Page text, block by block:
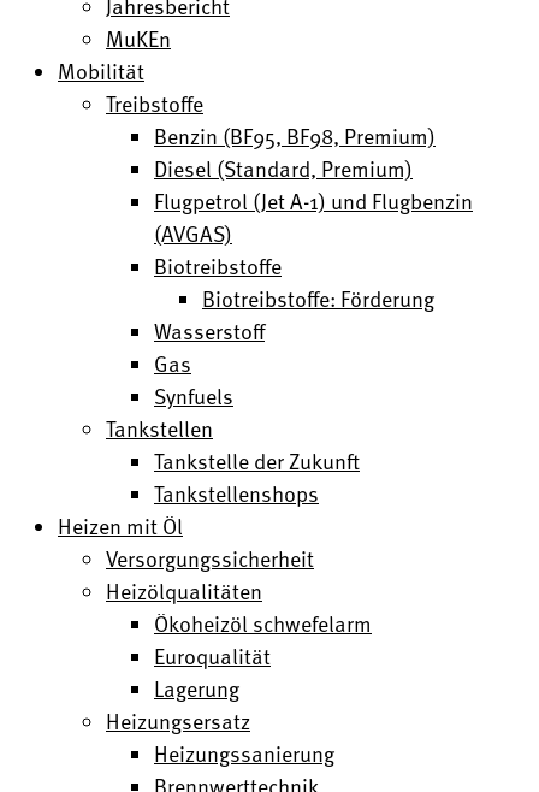
MuKEn
Mobilität
Treibstoffe
Benzin (BF95, BF98, Premium)
Diesel (Standard, Premium)
Flugpetrol (Jet A-1) und Flugbenzin
(AVGAS)
Biotreibstoffe
Biotreibstoffe: Förderung
Wasserstoff
Gas
Synfuels
Tankstellen
Tankstelle der Zukunft
Tankstellenshops
Heizen mit Öl
Versorgungssicherheit
Heizölqualitäten
Ökoheizöl schwefelarm
Euroqualität
Lagerung
Heizungsersatz
Heizungssanierung
Brennwerttechnik